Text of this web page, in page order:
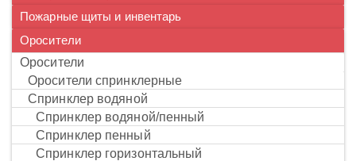
Пожарные щиты и инвентарь
Оросители
оросители
оросители спринклерные
спринклер водяной
спринклер водяной/пенный
спринклер пенный
спринклер горизонтальный